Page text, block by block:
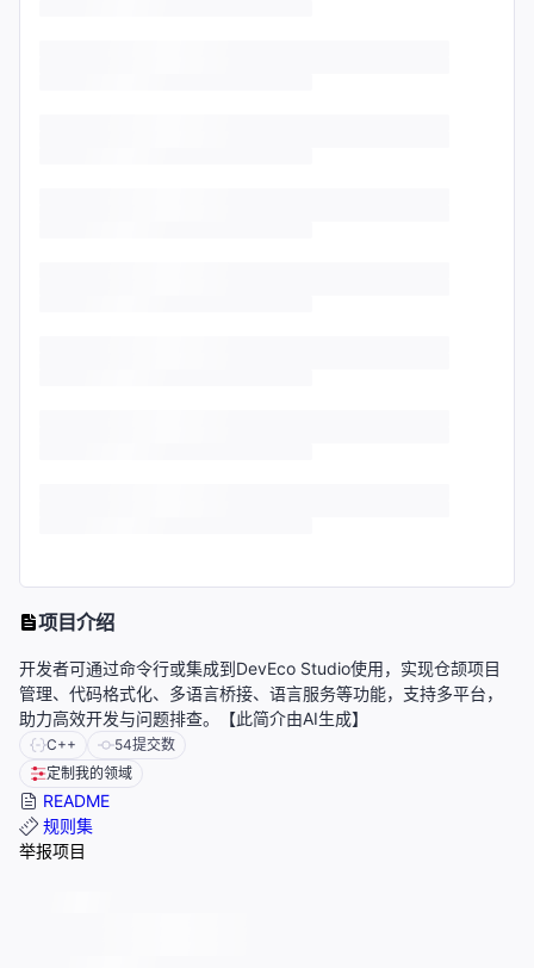
项目介绍
开发者可通过命令行或集成到DevEco Studio使用，实现仓颉项目
管理、代码格式化、多语言桥接、语言服务等功能，支持多平台，
助力高效开发与问题排查。【此简介由AI生成】
C++ 54提交数
定制我的领域
README
规则集
举报项目